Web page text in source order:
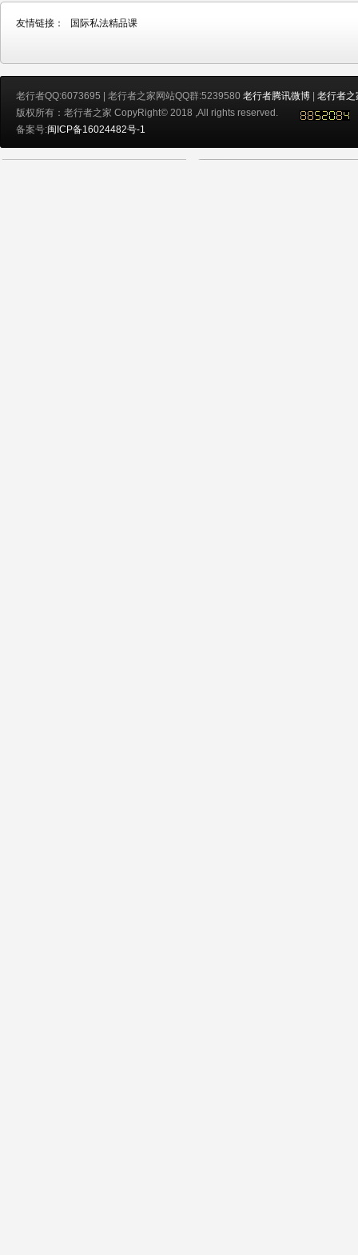
友情链接： 国际私法精品课
老行者QQ:6073695 | 老行者之家网站QQ群:5239580 老行者腾讯微博 | 老行者之
版权所有：老行者之家 CopyRight© 2018 ,All rights reserved.
备案号:闽ICP备16024482号-1